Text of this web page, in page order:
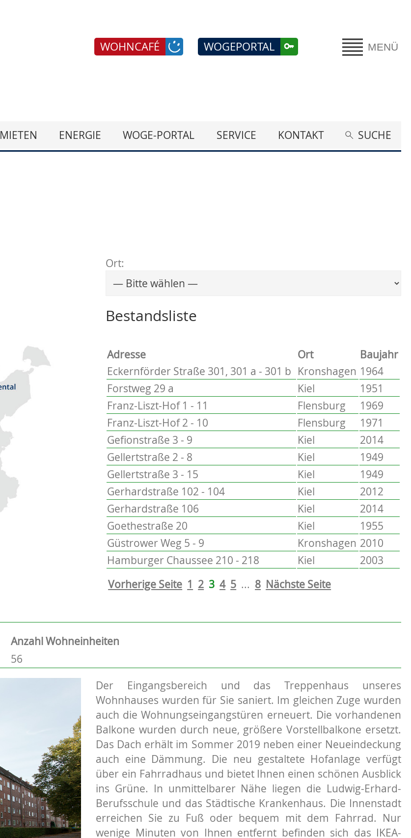
MENÜ
WOGEPORTAL
WOHNCAFÉ
MIETEN ENERGIE WOGE-PORTAL SERVICE KONTAKT SUCHE
Ort:
Wählen Sie einen Ort, um zur entsprechenden Seite zu
Bestandsliste
Adresse Ort
Baujahr
Eckernförder Straße 301, 301 a - 301 b Kronshagen 1964
Forstweg 29 a
Kiel
1951
Franz-Liszt-Hof 1 - 11
Flensburg
1969
Franz-Liszt-Hof 2 - 10
Flensburg
1971
Gefionstraße 3 - 9
Kiel
2014
Gellertstraße 2 - 8
Kiel
1949
Gellertstraße 3 - 15
Kiel
1949
Gerhardstraße 102 - 104
Kiel
2012
Gerhardstraße 106
Kiel
2014
Goethestraße 20
Kiel
1955
Güstrower Weg 5 - 9
Kronshagen 2010
Hamburger Chaussee 210 - 218
Kiel
2003
Vorherige Seite 1 2 3 4 5 ... 8 Nächste Seite
Anzahl Wohneinheiten
56
Der Eingangsbereich und das Treppenhaus unseres
Wohnhauses wurden für Sie saniert. Im gleichen Zuge wurden
auch die Wohnungseingangstüren erneuert. Die vorhandenen
Balkone wurden durch neue, größere Vorstellbalkone ersetzt.
Das Dach erhält im Sommer 2019 neben einer Neueindeckung
auch eine Dämmung. Die neu gestaltete Hofanlage verfügt
über ein Fahrradhaus und bietet Ihnen einen schönen Ausblick
ins Grüne. In unmittelbarer Nähe liegen die Ludwig-Erhard-
Berufsschule und das Städtische Krankenhaus. Die Innenstadt
erreichen Sie zu Fuß oder bequem mit dem Fahrrad. Nur
wenige Minuten von Ihnen entfernt befinden sich das IKEA-